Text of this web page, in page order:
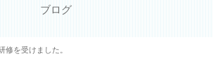
ング
ブログ
修を受けました。